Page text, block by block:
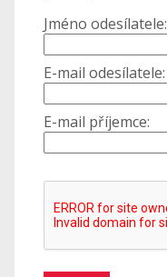
Jméno odesílatele:
E-mail odesílatele:
E-mail příjemce: